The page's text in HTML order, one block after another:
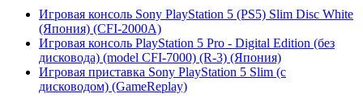
Игровая консоль Sony PlayStation 5 (PS5) Slim Disc White
(Япония) (CFI-2000A)
Игровая консоль PlayStation 5 Pro - Digital Edition (без
дисковода) (model CFI-7000) (R-3) (Япония)
Игровая приставка Sony PlayStation 5 Slim (с
дисководом) (GameReplay)